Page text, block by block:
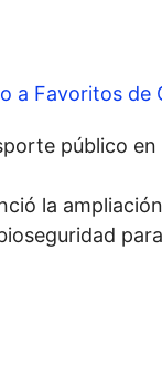
a Favoritos de
público en
la